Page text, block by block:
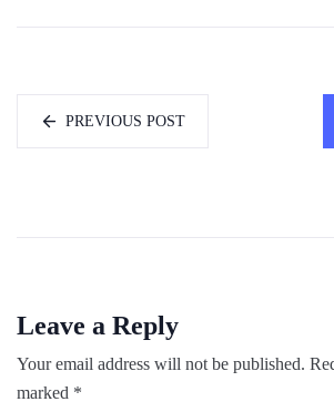
PREVIOUS POST
Leave a Reply
Your email address will not be published.
marked *